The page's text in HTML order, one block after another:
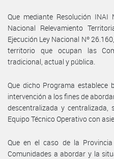
Que mediante Resolución
Nacional Relevamiento
Ejecución Ley Nacional Nº
territorio que ocupan las
tradicional, actual y pública.
Que dicho Programa establece
intervención a los fines de
descentralizada y
Equipo Técnico Operativo con
Que en el caso de la
Comunidades a abordar y la